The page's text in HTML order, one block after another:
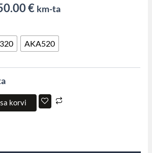
€ km-ta
AKA520
korvi